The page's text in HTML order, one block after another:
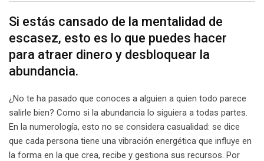
Si estás cansado de la mentalidad de
escasez, esto es lo que puedes hacer
para atraer dinero y desbloquear la
abundancia.
¿No te ha pasado que conoces a alguien a quien todo parece
salirle bien? Como si la abundancia lo siguiera a todas partes.
En la numerología, esto no se considera casualidad: se dice
que cada persona tiene una vibración energética que influye en
la forma en la que crea, recibe y gestiona sus recursos. Por